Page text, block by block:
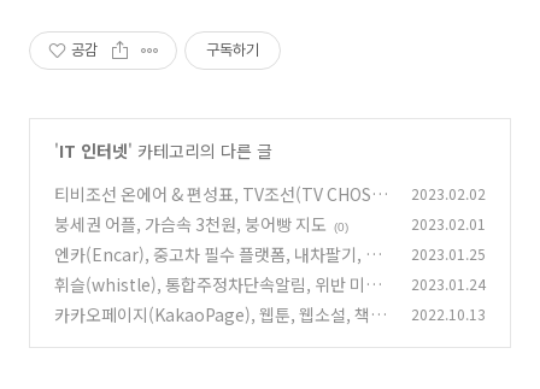
공감 구독하기
'IT 인터넷' 카테고리의 다른 글
티비조선 온에어 & 편성표, TV조선(TV CHOSU
N)
(0)
2023.02.02
붕세권 어플, 가슴속 3천원, 붕어빵 지도 (0) 2023.02.01
엔카(Encar), 중고차 필수 플랫폼, 내차팔기, 내
차시세
(0)
2023.01.25
휘슬(whistle), 통합주정차단속알림, 위반 미납
과태료 조회 및 납부 (0)
2023.01.24
카카오페이지(KakaoPage), 웹툰, 웹소설, 책과
2022.10.13